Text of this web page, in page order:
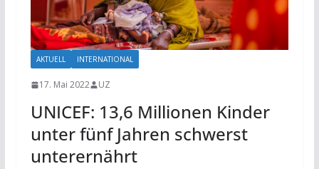
AKTUELL INTERNATIONAL
17. Mai 2022 UZ
UNICEF: 13,6 Millionen Kinder
unter fünf Jahren schwerst
unterernährt